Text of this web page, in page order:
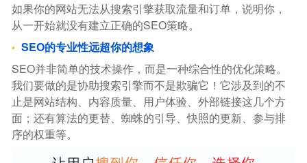
如果你的网站无法从搜索引擎获取流量和订单，说明你，
从一开始就没有建立正确的SEO策略。
SEO的专业性远超你的想象
SEO并非简单的技术操作，而是一种综合性的优化策略。
我们要做的是协助搜索引擎而不是欺骗它！它涉及到的不
止是网站结构、内容质量、用户体验、外部链接这几个方
面；还有算法的更替、蜘蛛的引导、快照的更新、参与排
序的权重等。